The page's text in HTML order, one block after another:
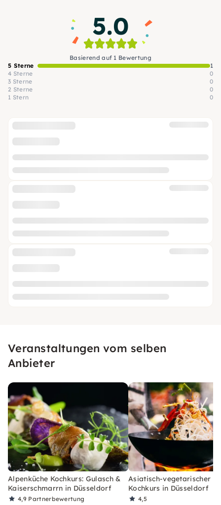
5.0
Basierend auf 1 Bewertung
5 Sterne
1
4 Sterne
0
3 Sterne
0
2 Sterne
0
1 Stern
0
Veranstaltungen vom selben
Anbieter
Alpenküche Kochkurs: Gulasch &
Kaiserschmarrn in Düsseldorf
4,9 Partnerbewertung
Asiatisch-vegetarischer
Kochkurs in Düsseldorf
4,5